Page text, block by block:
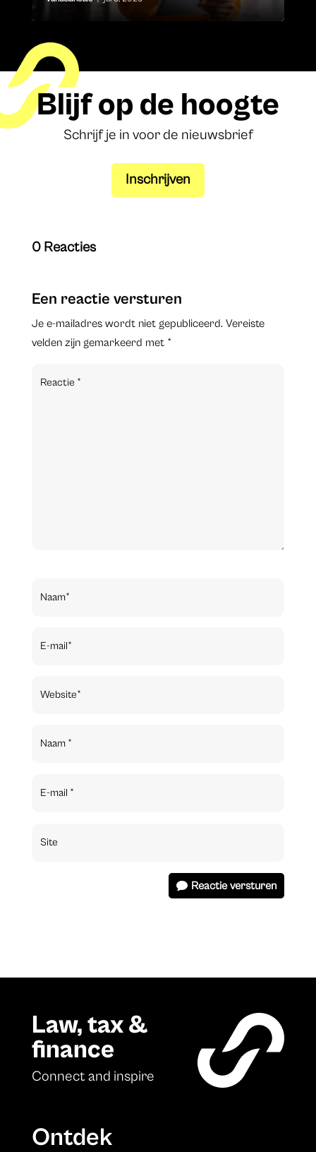
Blijf op de hoogte
Schrijf je in voor de nieuwsbrief
Inschrijven
0 Reacties
Een reactie versturen
Je e-mailadres wordt niet gepubliceerd. Vereiste
velden zijn gemarkeerd met *
Reactie versturen
Law, tax &
finance
Connect and inspire
Ontdek